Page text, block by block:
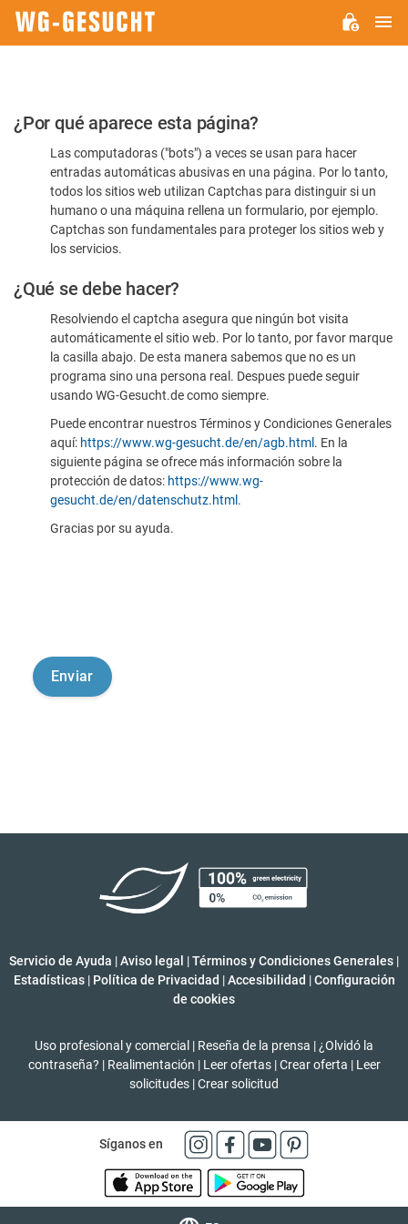
Por
favor,
confirme
humano
¿Por qué aparece esta página?
Las computadoras ("bots") a veces se usan para hacer
entradas automáticas abusivas en una página. Por lo tanto,
todos los sitios web utilizan Captchas para distinguir si un
humano o una máquina rellena un formulario, por ejemplo.
Captchas son fundamentales para proteger los sitios web y
los servicios.
¿Qué se debe hacer?
Resolviendo el captcha asegura que ningún bot visita
automáticamente el sitio web. Por lo tanto, por favor marque
la casilla abajo. De esta manera sabemos que no es un
programa sino una persona real. Despues puede seguir
usando WG-Gesucht.de como siempre.
Puede encontrar nuestros Términos y Condiciones Generales
aquí: https://www.wg-gesucht.de/en/agb.html . En la
siguiente página se ofrece más información sobre la
protección de datos: https://www.wg-
gesucht.de/en/datenschutz.html .
Gracias por su ayuda.
Servicio de Ayuda |Aviso legal |Términos y Condiciones Generales |
Estadísticas | Política de Privacidad | Accesibilidad | Configuración
de cookies
Uso profesional y comercial | Reseña de la prensa | ¿Olvidó la
contraseña? | Realimentación | Leer ofertas | Crear oferta | Leer
solicitudes |Crear solicitud
Síganos en